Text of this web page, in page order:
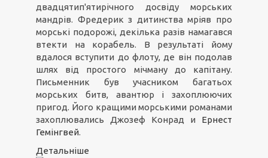
двадцятип'ятирічного досвіду морських
мандрів. Фредерик з дитинства мріяв про
морські подорожі, декілька разів намагався
втекти на корабель. В результаті йому
вдалося вступити до флоту, де він подолав
шлях від простого мічману до капітану.
Письменник був учасником багатьох
морських битв, авантюр і захоплюючих
пригод. Його кращими морськими романами
захоплювались Джозеф Конрад и Ернест
Гемінгвей.
Детальніше